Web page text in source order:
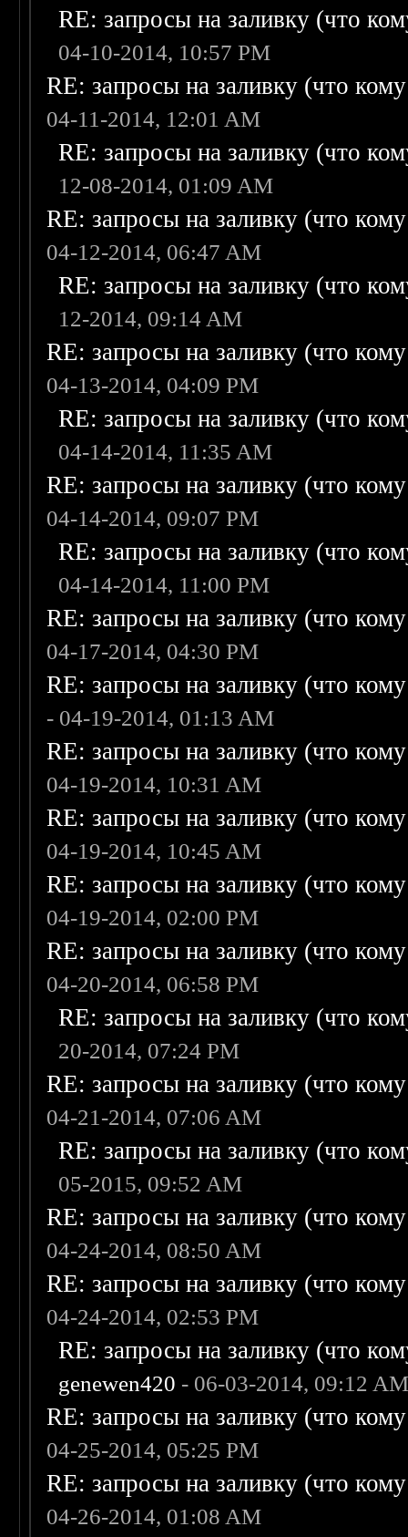
RE: запросы на заливку (что
04-10-2014, 10:57 PM
RE: запросы на заливку (что
04-11-2014, 12:01 AM
RE: запросы на заливку (что
12-08-2014, 01:09 AM
RE: запросы на заливку (что
04-12-2014, 06:47 AM
RE: запросы на заливку (что
12-2014, 09:14 AM
RE: запросы на заливку (что
04-13-2014, 04:09 PM
RE: запросы на заливку (что
04-14-2014, 11:35 AM
RE: запросы на заливку (что
04-14-2014, 09:07 PM
RE: запросы на заливку (что
04-14-2014, 11:00 PM
RE: запросы на заливку (что
04-17-2014, 04:30 PM
RE: запросы на заливку (что
- 04-19-2014, 01:13 AM
RE: запросы на заливку (что
04-19-2014, 10:31 AM
RE: запросы на заливку (что
04-19-2014, 10:45 AM
RE: запросы на заливку (что
04-19-2014, 02:00 PM
RE: запросы на заливку (что
04-20-2014, 06:58 PM
RE: запросы на заливку (что
20-2014, 07:24 PM
RE: запросы на заливку (что
04-21-2014, 07:06 AM
RE: запросы на заливку (что
05-2015, 09:52 AM
RE: запросы на заливку (что
04-24-2014, 08:50 AM
RE: запросы на заливку (что
04-24-2014, 02:53 PM
RE: запросы на заливку (что
genewen420 - 06-03-2014, 09:12
RE: запросы на заливку (что
04-25-2014, 05:25 PM
RE: запросы на заливку (что
04-26-2014, 01:08 AM